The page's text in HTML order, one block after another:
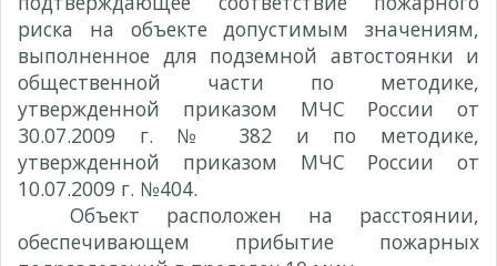
риска на объекте допустимым значениям,
выполненное для подземной автостоянки и
общественной части по методике,
утвержденной приказом МЧС России от
30.07.2009 г. № 382 и по методике,
утвержденной приказом МЧС России от
10.07.2009 г. №404.
Объект расположен на расстоянии,
обеспечивающем прибытие пожарных